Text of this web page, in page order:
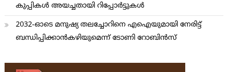
കുപ്പികള്‍ അയച്ചതായി റിപ്പോര്‍ട്ടുകള്‍
2032-ഓടെ മനുഷ്യ തലച്ചോറിനെ എഐയുമായി നേരിട്ട്
ബന്ധിപ്പിക്കാന്‍കഴിയുമെന്ന് ടോണി റോബിന്‍സ്